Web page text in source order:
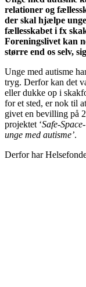
relationer og
der skal hjælpe
fællesskabet i fx
Foreningslivet kan
større end os selv,
Unge med autisme
tryg. Derfor kan det
eller dukke op i
for et sted, er nok til
givet en bevilling på
projektet ‘Safe-
unge med autisme’.
Derfor har